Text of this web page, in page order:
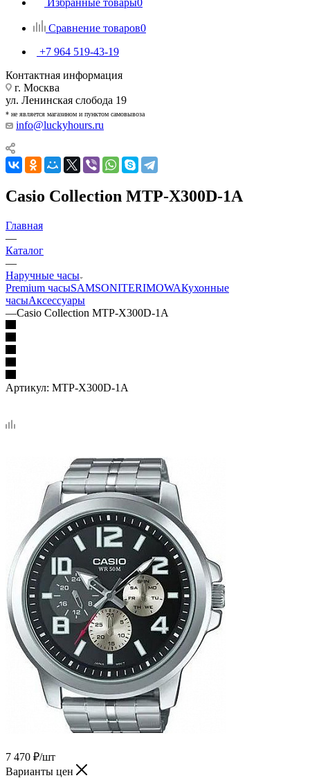
Избранные товары0
Сравнение товаров0
+7 964 519-43-19
Контактная информация
г. Москва
ул. Ленинская слобода 19
* не является магазином и пунктом самовывоза
info@luckyhours.ru
Casio Collection MTP-X300D-1A
Главная
—
Каталог
—
Наручные часы
Premium часыSAMSONITERIMOWAКухонные
часыАксессуары
—Casio Collection MTP-X300D-1A
Артикул: MTP-X300D-1A
7 470 ₽/шт
Варианты цен